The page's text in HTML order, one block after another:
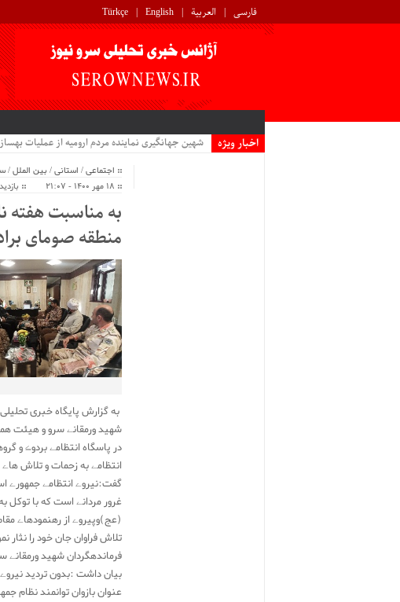
فارسی العربية English
Türkçe
اخبار ویژه شهین جهانگیری نماینده مردم ارومیه از عملیات
اجتماعی/ استانی/بین الملل/
۱۸ مهر ۱۴۰۰ - ۲۱:۰۷
بازدید
به مناسبت هفته
منطقه صومای
به گزارش پایگاه خبری
شهید ورمقانے سرو و هیئت
در پاسگاه انتظامے بردوڪ و
انتظامے به زحمات و تلاش
گفت:نیروے انتظامے جمهورے
غرور مردانے است که با
(عج)وپیروے از رهنمودهاے
تلاش فراوان جان خود را نثار
فرماندهگردان شهید ورمقانے
بیان داشت :بدون تردید
عنوان بازوان توانمند نظام